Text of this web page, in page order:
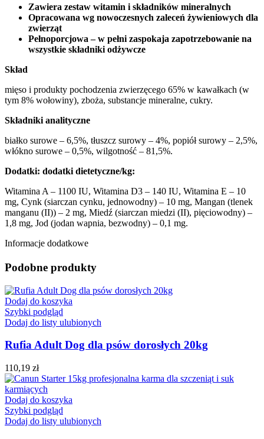
Zawiera zestaw witamin i składników mineralnych
Opracowana wg nowoczesnych zaleceń żywieniowych dla
zwierząt
Pełnoporcjowa – w pełni zaspokaja zapotrzebowanie na
wszystkie składniki odżywcze
Skład
mięso i produkty pochodzenia zwierzęcego 65% w kawałkach (w
tym 8% wołowiny), zboża, substancje mineralne, cukry.
Składniki analityczne
białko surowe – 6,5%, tłuszcz surowy – 4%, popiół surowy – 2,5%,
włókno surowe – 0,5%, wilgotność – 81,5%.
Dodatki: dodatki dietetyczne/kg:
Witamina A – 1100 IU, Witamina D3 – 140 IU, Witamina E – 10
mg, Cynk (siarczan cynku, jednowodny) – 10 mg, Mangan (tlenek
manganu (II)) – 2 mg, Miedź (siarczan miedzi (II), pięciowodny) –
1,8 mg, Jod (jodan wapnia, bezwodny) – 0,1 mg.
Informacje dodatkowe
Podobne produkty
Dodaj do koszyka
Szybki podgląd
Dodaj do listy ulubionych
Rufia Adult Dog dla psów dorosłych 20kg
110,19 zł
Dodaj do koszyka
Szybki podgląd
Dodaj do listy ulubionych